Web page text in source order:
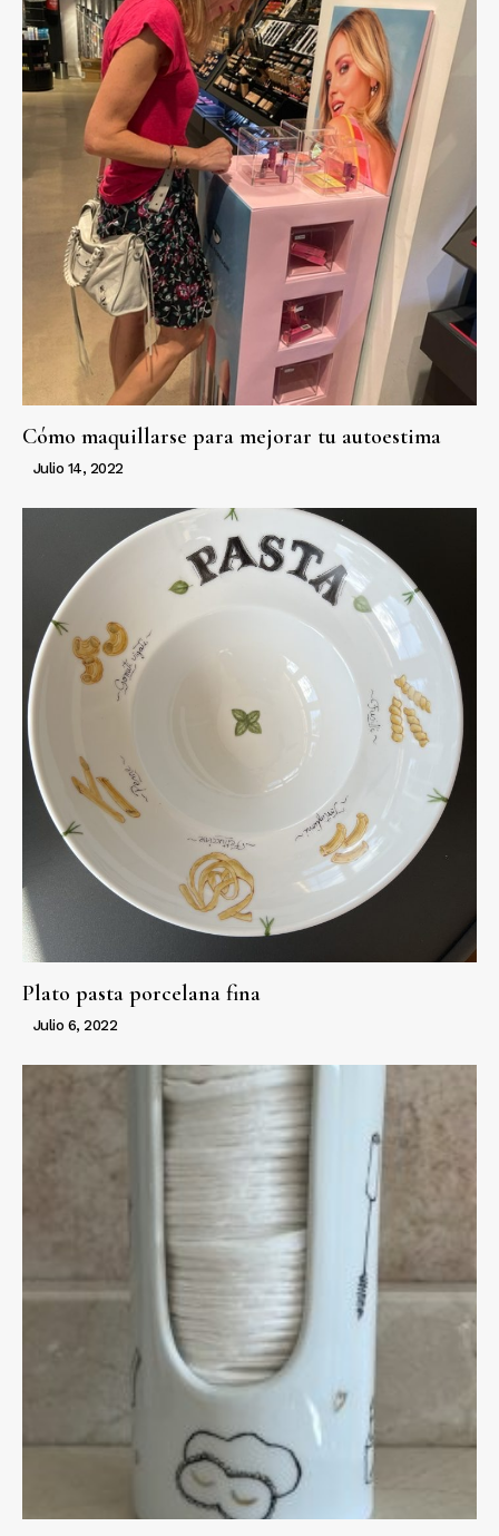
Cómo maquillarse para mejorar tu autoestima
Julio 14, 2022
Plato pasta porcelana fina
Julio 6, 2022